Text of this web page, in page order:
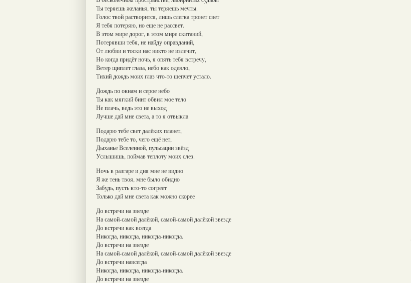
Ты теряешь желанья, ты теряешь мечты.
Голос твой растворится, лишь слегка тронет свет
Я тебя потеряю, но еще не рассвет.
В этом мире дорог, в этом мире скитаний,
Потерявши тебя, не найду оправданий,
От любви и тоски нас никто не излечит,
Но когда придёт ночь, я опять тебя встречу,
Ветер щиплет глаза, небо как одеяло,
Тихий дождь моих глаз что-то шепчет устало.
Дождь по окнам и серое небо
Ты как мягкий бинт обвил мое тело
Не плачь, ведь это не выход
Лучше дай мне света, а то я отвыкла
Подарю тебе свет далёких планет,
Подарю тебе то, чего ещё нет,
Дыханье Вселенной, пульсации звёзд
Услышишь, поймав теплоту моих слез.
Ночь в разгаре и дня мне не видно
Я же тень твоя, мне было обидно
Забудь, пусть кто-то согреет
Только дай мне света как можно скорее
До встречи на звезде
На самой-самой далёкой, самой-самой далёкой звезде
До встречи как всегда
Никогда, никогда, никогда-никогда.
До встречи на звезде
На самой-самой далёкой, самой-самой далёкой звезде
До встречи навсегда
Никогда, никогда, никогда-никогда.
До встречи на звезде